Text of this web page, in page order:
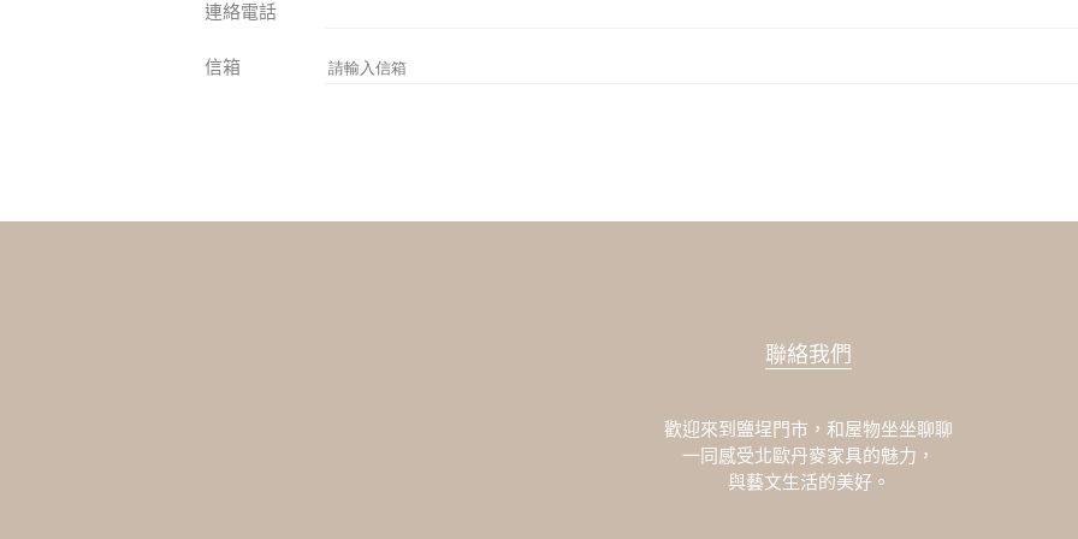
連絡電話
信箱
聯絡我們
歡迎來到鹽埕門市，和屋物坐坐聊聊
一同感受北歐丹麥家具的魅力，
與藝文生活的美好。